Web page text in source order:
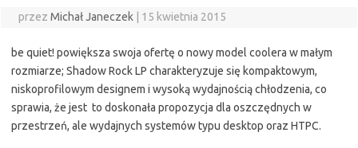
przez Michał Janeczek | 15 kwietnia 2015
be quiet! powiększa swoja ofertę o nowy model coolera w małym
rozmiarze; Shadow Rock LP charakteryzuje się kompaktowym,
niskoprofilowym designem i wysoką wydajnością chłodzenia, co
sprawia, że jest to doskonała propozycja dla oszczędnych w
przestrzeń, ale wydajnych systemów typu desktop oraz HTPC.